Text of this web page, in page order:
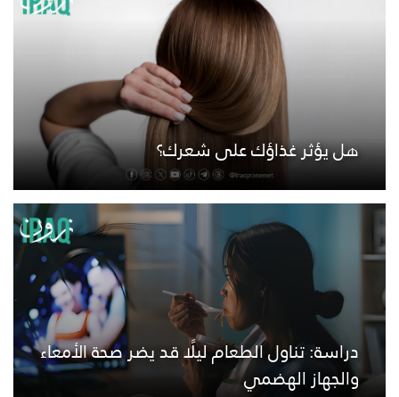
هل يؤثر غذاؤك على شعرك؟
دراسة: تناول الطعام ليلًا قد يضر صحة الأمعاء
والجهاز الهضمي